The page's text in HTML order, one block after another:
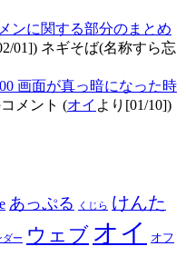
ンに関する部分のまとめ
01]) ネギそば(名称すら忘
画面が真っ暗になった時
メント (オイ より[01/10])
あっぷる くじら けんた
ダー ウェブ オイ オフ